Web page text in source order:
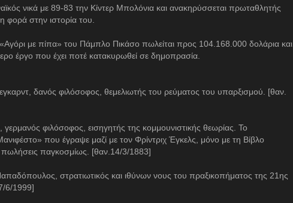
νικά με 89-83 την Κίντερ Μπολόνια και ανακηρύσσεται πρωταθλητής
φορά στην ιστορία του.
με πίπα» του Πάμπλο Πικάσο πωλείται προς 104.168.000 δολάρια και
έργο που έχει ποτέ κατακυρωθεί σε δημοπρασία.
δανός φιλόσοφος, θεμελιωτής του ρεύματος του υπαρξισμού. [θαν.
φιλόσοφος, εισηγητής της κομμουνιστικής θεωρίας. Το
που έγραψε μαζί με τον Φρίντριχ Έγκελς, μόνο με τη Βίβλο
πωλήσεις παγκοσμίως. [θαν.14/3/1883]
στρατιωτικός και ιθύνων νους του πραξικοπήματος της 21ης
6/1999]